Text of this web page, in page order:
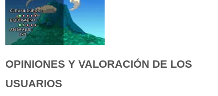
OPINIONES Y VALORACIÓN DE LOS
USUARIOS